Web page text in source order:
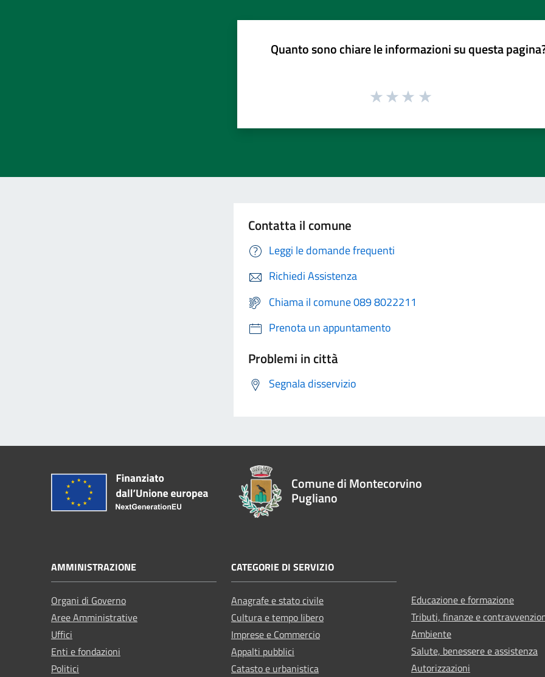
Quanto sono chiare le informazioni su questa
Contatta il comune
Leggi le domande frequenti
Richiedi Assistenza
Chiama il comune 089 8022211
Prenota un appuntamento
Problemi in città
Segnala disservizio
Comune di Montecorvino
Pugliano
AMMINISTRAZIONE
Organi di Governo
Aree Amministrative
Uffici
Enti e fondazioni
Politici
CATEGORIE DI SERVIZIO
Anagrafe e stato civile
Cultura e tempo libero
Imprese e Commercio
Appalti pubblici
Catasto e urbanistica
Educazione e formazione
Tributi, finanze e
Ambiente
Salute, benessere e assistenza
Autorizzazioni